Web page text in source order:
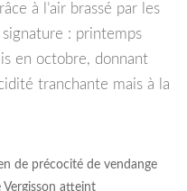
à l’air brassé par les
: printemps
en octobre, donnant
tranchante mais à la
de précocité de vendange
atteint